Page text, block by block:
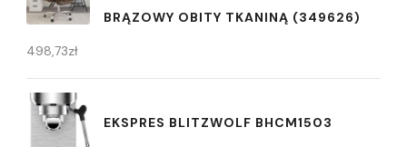
BRĄZOWY OBITY TKANINĄ (349626)
498,73zł
EKSPRES BLITZWOLF BHCM1503